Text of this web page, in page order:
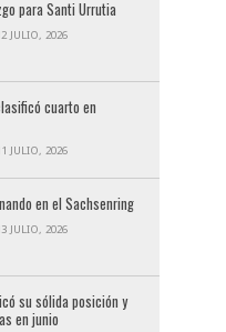
para Santi Urrutia
JULIO, 2026
cuarto en
JULIO, 2026
en el Sachsenring
JULIO, 2026
su sólida posición y
en junio